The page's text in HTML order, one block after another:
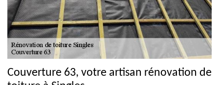
Couverture 63, votre artisan rénovation de